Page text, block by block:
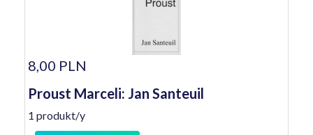
8,00 PLN
Proust Marceli: Jan Santeuil
1 produkt/y